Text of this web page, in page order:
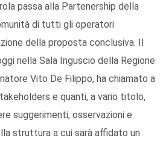
passa alla Partenership della
di tutti gli operatori
della proposta conclusiva. Il
nella Sala Inguscio della Regione
Vito De Filippo, ha chiamato a
e quanti, a vario titolo,
suggerimenti, osservazioni e
struttura a cui sarà affidato un